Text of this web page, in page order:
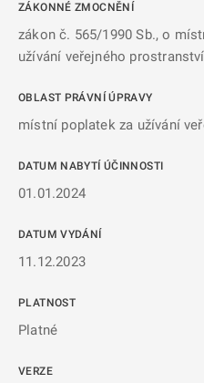
ZÁKONNÉ ZMOCNĚNÍ
zákon č. 565/1990 Sb., o
užívání veřejného prostranství
OBLAST PRÁVNÍ ÚPRAVY
místní poplatek za užívání
DATUM NABYTÍ ÚČINNOSTI
01.01.2024
DATUM VYDÁNÍ
11.12.2023
PLATNOST
Platné
VERZE